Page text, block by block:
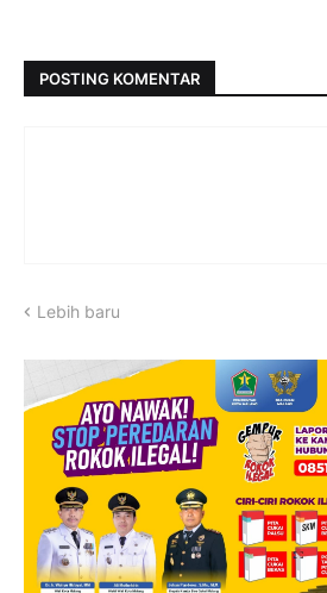
POSTING KOMENTAR
Lebih baru